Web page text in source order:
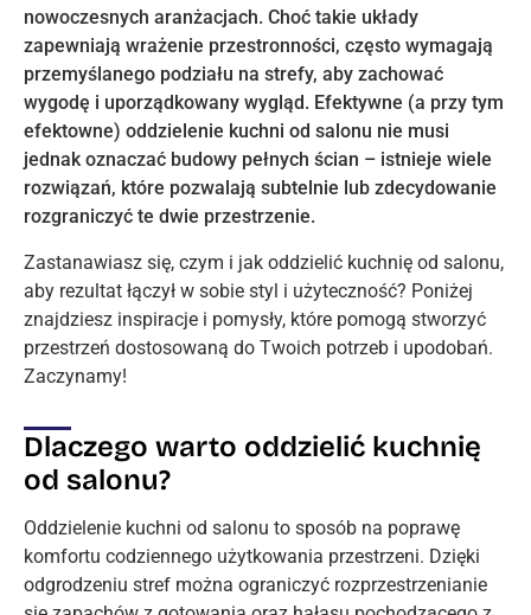
nowoczesnych aranżacjach. Choć takie układy
zapewniają wrażenie przestronności, często wymagają
przemyślanego podziału na strefy, aby zachować
wygodę i uporządkowany wygląd. Efektywne (a przy tym
efektowne) oddzielenie kuchni od salonu nie musi
jednak oznaczać budowy pełnych ścian – istnieje wiele
rozwiązań, które pozwalają subtelnie lub zdecydowanie
rozgraniczyć te dwie przestrzenie.
Zastanawiasz się, czym i jak oddzielić kuchnię od salonu,
aby rezultat łączył w sobie styl i użyteczność? Poniżej
znajdziesz inspiracje i pomysły, które pomogą stworzyć
przestrzeń dostosowaną do Twoich potrzeb i upodobań.
Zaczynamy!
Dlaczego warto oddzielić kuchnię
od salonu?
Oddzielenie kuchni od salonu to sposób na poprawę
komfortu codziennego użytkowania przestrzeni. Dzięki
odgrodzeniu stref można ograniczyć rozprzestrzenianie